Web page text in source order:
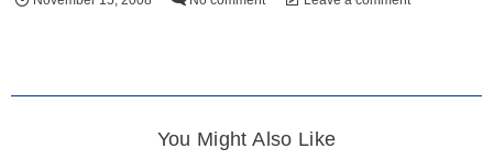
You Might Also Like